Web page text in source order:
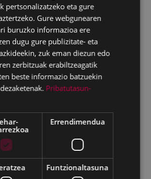
aldaketa klimatikoari eta
buruzko hitzaldia.
pertsonalizatzeko eta gure
Gure webgunearen
buruzko informazioa ere
dugu gure publizitate- eta
zuk eman diezun edo
zerbitzuak erabiltzeagatik
beste informazio batzuekin
Pribatutasun-
Errendimendua
Funtzionaltasuna